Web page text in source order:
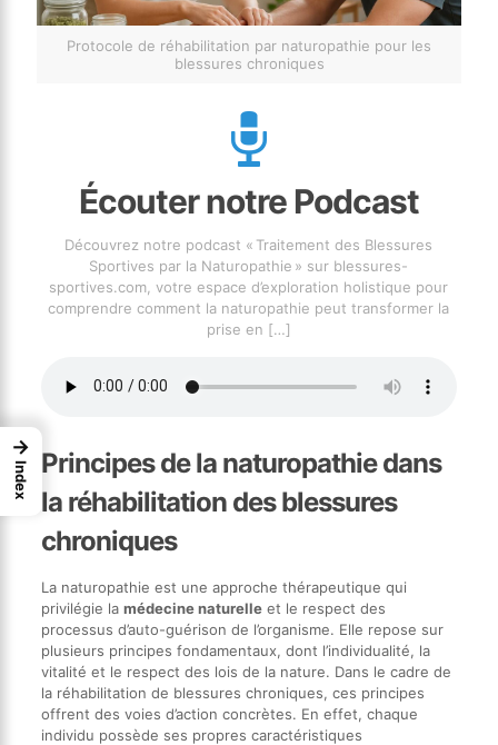
Protocole de réhabilitation par naturopathie pour les
blessures chroniques
Écouter notre Podcast
Découvrez notre podcast « Traitement des Blessures
Sportives par la Naturopathie » sur blessures-
sportives.com, votre espace d’exploration holistique pour
comprendre comment la naturopathie peut transformer la
prise en […]
Principes de la naturopathie dans
la réhabilitation des blessures
chroniques
La naturopathie est une approche thérapeutique qui
privilégie la médecine naturelleet le respect des
processus d’auto-guérison de l’organisme. Elle repose sur
plusieurs principes fondamentaux, dont l’individualité, la
vitalité et le respect des lois de la nature. Dans le cadre de
la réhabilitation de blessures chroniques, ces principes
offrent des voies d’action concrètes. En effet, chaque
individu possède ses propres caractéristiques
→
Index